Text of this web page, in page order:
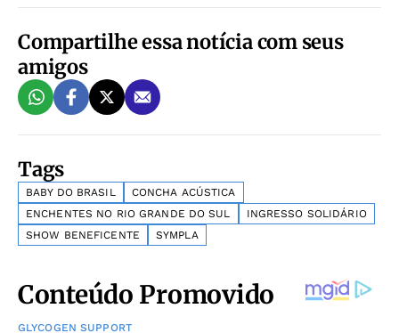
Compartilhe essa notícia com seus
amigos
Tags
BABY DO BRASIL
CONCHA ACÚSTICA
ENCHENTES NO RIO GRANDE DO SUL
INGRESSO SOLIDÁRIO
SHOW BENEFICENTE
SYMPLA